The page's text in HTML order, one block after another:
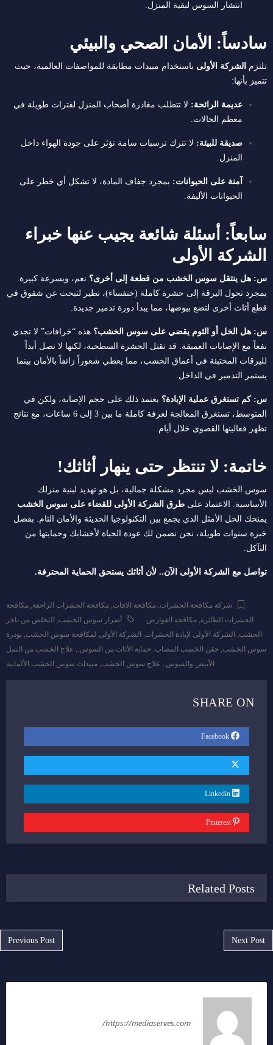
انتشار السوس لبقية المنزل.
سادساً: الأمان الصحي والبيئي
تلتزم الشركة الأولى باستخدام مبيدات مطابقة للمواصفات العالمية، حيث
تتميز بأنها:
عديمة الرائحة: لا تتطلب مغادرة أصحاب المنزل لفترات طويلة في
معظم الحالات.
صديقة للبيئة: لا تترك ترسبات سامة تؤثر على جودة الهواء داخل
المنزل.
آمنة على الحيوانات: بمجرد جفاف المادة، لا تشكل أي خطر على
الحيوانات الأليفة.
سابعاً: أسئلة شائعة يجيب عنها خبراء
الشركة الأولى
س: هل ينتقل سوس الخشب من قطعة إلى أخرى؟ نعم، وبسرعة كبيرة.
بمجرد تحول اليرقة إلى حشرة كاملة (خنفساء)، تطير لتبحث عن شقوق في
قطع أثاث أخرى لتضع بيوضها، مما يبدأ دورة تدمير جديدة.
س: هل الخل أو الثوم يقضي على سوس الخشب؟ هذه “خرافات” لا تجدي
نفعاً مع الإصابات العميقة. قد تقتل الحشرة السطحية، لكنها لا تصل أبداً
لليرقات المختبئة في أعماق الخشب، مما يعطي شعوراً زائفاً بالأمان بينما
يستمر التدمير في الداخل.
س: كم تستغرق عملية الإبادة؟ يعتمد ذلك على حجم الإصابة، ولكن في
المتوسط، تستغرق المعالجة لغرفة كاملة ما بين 3 إلى 6 ساعات، مع نتائج
تظهر فعاليتها القصوى خلال أيام.
خاتمة: لا تنتظر حتى ينهار أثاثك!
سوس الخشب ليس مجرد مشكلة جمالية، بل هو تهديد لبنية منزلك
الأساسية. الاعتماد على طرق الشركة الأولى للقضاء على سوس الخشب
يمنحك الحل الأمثل الذي يجمع بين التكنولوجيا الحديثة والأمان التام. بفضل
خبرة سنوات طويلة، نحن نضمن لك عودة الحياة لأخشابك وحمايتها من
التآكل.
تواصل مع الشركة الأولى الآن.. لأن أثاثك يستحق الحماية المحترفة.
شركة مكافحة الحشرات, مكافحة الافات, مكافحة الحشرات الزاحفة, مكافحة
الحشرات الطائرة, مكافحة القوارض أضرار سوس الخشب, التخلص من ناخر
الخشب, الشركة الأولى لإبادة الحشرات, الشركة الأولى لمكافحة سوس الخشب, بودرة
سوس الخشب, حقن الخشب المصاب, حماية الأثاث من السوس., علاج الخشب من النمل
الأبيض والسوس., علاج سوس الخشب, مبيدات سوس الخشب الألمانية
SHARE ON
Related Posts
Post navigation
Previous Post Next Post
https://mediaserves.com/